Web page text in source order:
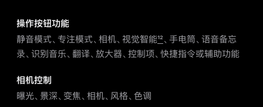
操作按钮功能
静音模式、专注模式、相机、视觉智能12、手电筒、语音备忘
录、识别音乐、翻译、放大器、控制项、 快捷指令或辅助功能
相机控制
曝光、景深、变焦、相机、风格、色调